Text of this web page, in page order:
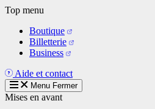
Aller
contenu
principal
Top menu
Boutique
Billetterie
Business
Aide et contact
Menu Fermer
Mises en avant